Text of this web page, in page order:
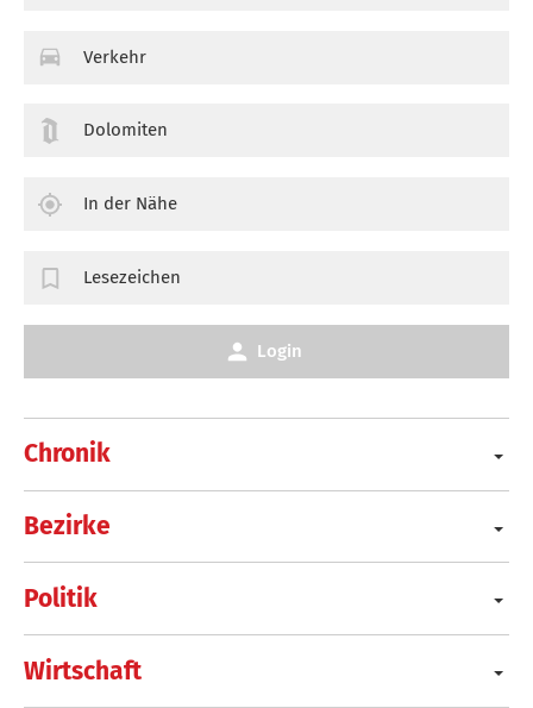
Chronik
Bezirke
Politik
Wirtschaft
Verkehr
Dolomiten
In der Nähe
Lesezeichen
Login